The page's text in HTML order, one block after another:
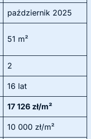
październik 2025
51 m²
2
16 lat
17 126 zł/m²
10 000 zł/m²